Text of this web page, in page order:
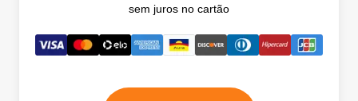
sem juros no cartão